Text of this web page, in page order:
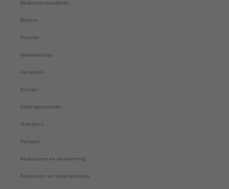
Badkamermeubelen
Boilers
Douche
Gereedschap
Keramiek
Kranen
Leidingsystemen
Non-ferro
Pompen
Radiatoren en verwarming
Reservoirs en spoeltechniek